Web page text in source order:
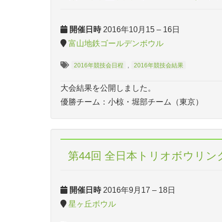
開催日時 2016年10月15 – 16日
富山地鉄ゴールデンボウル
2016年競技会日程 2016年競技会結果
大会結果を公開しました。
優勝チーム：小椋・堀部チーム（東京）
第44回 全日本トリオボウリ
開催日時 2016年9月17 – 18日
星ヶ丘ボウル